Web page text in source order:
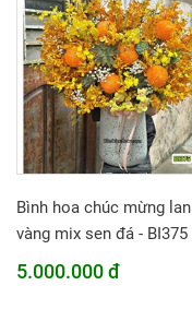
Bình hoa chúc mừng lan
vàng mix sen đá - BI375
5.000.000 đ